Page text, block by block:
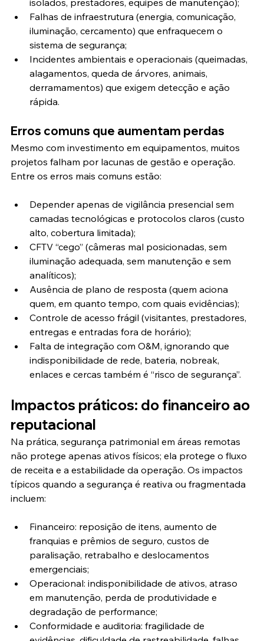
isolados, prestadores, equipes de manutenção);
Falhas de infraestrutura (energia, comunicação,
iluminação, cercamento) que enfraquecem o
sistema de segurança;
Incidentes ambientais e operacionais (queimadas,
alagamentos, queda de árvores, animais,
derramamentos) que exigem detecção e ação
rápida.
Erros comuns que aumentam perdas
Mesmo com investimento em equipamentos, muitos
projetos falham por lacunas de gestão e operação.
Entre os erros mais comuns estão:
Depender apenas de vigilância presencial sem
camadas tecnológicas e protocolos claros (custo
alto, cobertura limitada);
CFTV “cego” (câmeras mal posicionadas, sem
iluminação adequada, sem manutenção e sem
analíticos);
Ausência de plano de resposta (quem aciona
quem, em quanto tempo, com quais evidências);
Controle de acesso frágil (visitantes, prestadores,
entregas e entradas fora de horário);
Falta de integração com O&M, ignorando que
indisponibilidade de rede, bateria, nobreak,
enlaces e cercas também é “risco de segurança”.
Impactos práticos: do financeiro ao
reputacional
Na prática, segurança patrimonial em áreas remotas
não protege apenas ativos físicos; ela protege o fluxo
de receita e a estabilidade da operação. Os impactos
típicos quando a segurança é reativa ou fragmentada
incluem:
Financeiro: reposição de itens, aumento de
franquias e prêmios de seguro, custos de
paralisação, retrabalho e deslocamentos
emergenciais;
Operacional: indisponibilidade de ativos, atraso
em manutenção, perda de produtividade e
degradação de performance;
Conformidade e auditoria: fragilidade de